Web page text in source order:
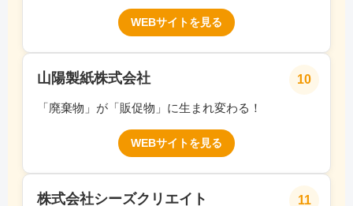
WEBサイトを見る
10
山陽製紙株式会社
「廃棄物」が「販促物」に生まれ変わる！
WEBサイトを見る
11
株式会社シーズクリエイト